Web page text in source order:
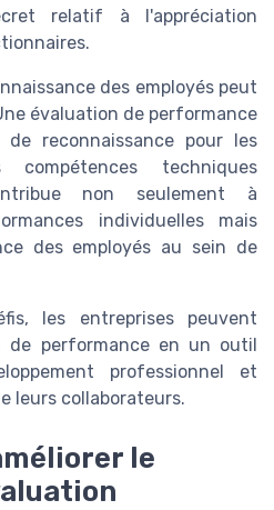
relatif à l'appréciation
des employés peut
évaluation de performance
reconnaissance pour les
techniques
non seulement à
individuelles mais
des employés au sein de
les entreprises peuvent
de performance en un outil
professionnel et
leurs collaborateurs.
le